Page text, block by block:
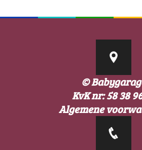
©
KvK nr: 58 38
Algemene